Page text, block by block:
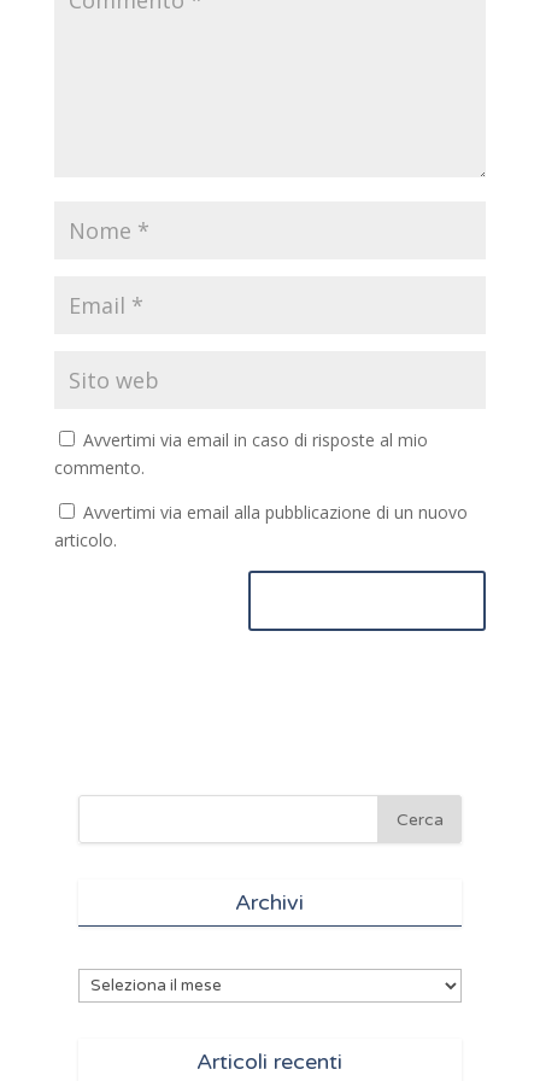
Avvertimi via email in caso di risposte al mio
commento.
Avvertimi via email alla pubblicazione di un nuovo
articolo.
Archivi
Archivi
Articoli recenti